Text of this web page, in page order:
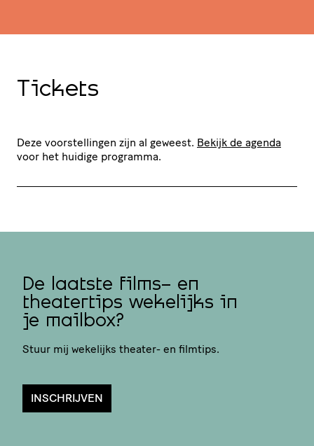
Tickets
Deze voorstellingen zijn al geweest. Bekijk de agenda
voor het huidige programma.
De laatste films- en
theatertips wekelijks in
je mailbox?
Stuur mij wekelijks theater- en filmtips.
INSCHRIJVEN